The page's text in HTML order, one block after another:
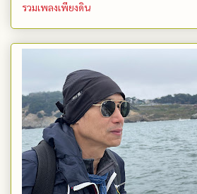
รวมเพลงเพียงดิน